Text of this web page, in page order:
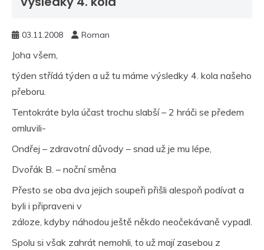
03.11.2008 Roman
Joha všem,
týden střídá týden a už tu máme výsledky 4. kola našeho
přeboru.
Tentokráte byla účast trochu slabší – 2 hráči se předem
omluvili-
Ondřej – zdravotní důvody – snad už je mu lépe,
Dvořák B. – noční směna
Přesto se oba dva jejich soupeři přišli alespoň podívat a
byli i připraveni v
záloze, kdyby náhodou ještě někdo neočekávaně vypadl.
Spolu si však zahrát nemohli, to už mají zasebou z